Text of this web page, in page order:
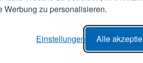
zu personalisieren.
Alle
Einstellungen
E-Mail-Adresse